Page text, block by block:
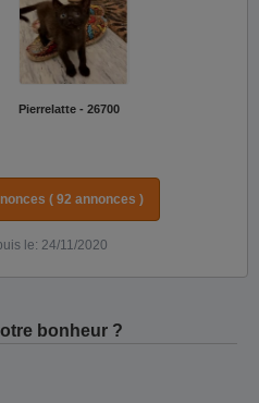
Pierrelatte - 26700
( 92 annonces )
le: 24/11/2020
bonheur ?